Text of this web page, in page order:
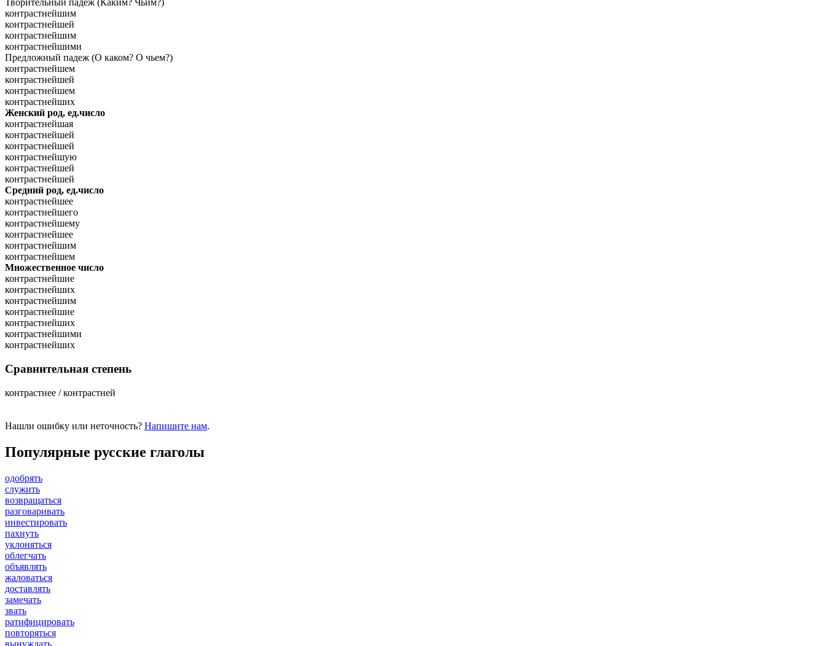
Творительный падеж (Каким? Чьим?)
контрастнейшим
контрастнейшей
контрастнейшим
контрастнейшими
Предложный падеж (О каком? О чьем?)
контрастнейшем
контрастнейшей
контрастнейшем
контрастнейших
Женский род, ед.число
контрастнейшая
контрастнейшей
контрастнейшей
контрастнейшую
контрастнейшей
контрастнейшей
Средний род, ед.число
контрастнейшее
контрастнейшего
контрастнейшему
контрастнейшее
контрастнейшим
контрастнейшем
Множественное число
контрастнейшие
контрастнейших
контрастнейшим
контрастнейшие
контрастнейших
контрастнейшими
контрастнейших
Сравнительная степень
контрастнее / контрастней
Нашли ошибку или неточность? Напишите нам.
Популярные русские глаголы
одобрять
служить
возвращаться
разговаривать
инвестировать
пахнуть
уклоняться
облегчать
объявлять
жаловаться
доставлять
замечать
звать
ратифицировать
повторяться
вынуждать